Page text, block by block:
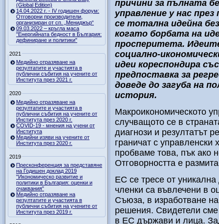
(Global Edition)
14.04.2022 г. - IV годишен форум:
Отговорни производители,
организиран от сп. „Мениджър“
09.03.2022 – кръгла маса
"Енергийната бедност в България:
дефиниране и политики"
2021
Медийно отразяване на
резултатите и участията в
публични събития на учените от
Института през 2021 г.
2020
Медийно отразяване на
резултатите и участията в
публични събития на учените от
Института през 2020 г.
COVID-19 - мнения на учени от
Института
Медийни изяви на учените от
Института през 2020 г.
2019
Пресконференция за представяне
на Годишен доклад 2019
"Икономическо развитие и
политики в България: оценки и
очаквания"
Медийно отразяване на
резултатите и участията в
публични събития на учените от
Института през 2019 г.
причини за пълната
управление у нас
се тотална идейна
когато борбата на
просперитета.
социално-
идеи кореспондира
предпоставка за
доведе до загуба на
история.
Макроикономическото
случващото се в
диагнози и резултатът
граничат с
пробваме това, пък ако
Отговорността е
ЕС се тресе от
членки са въвлечени в
Съюза, в изработване
решения. Свидетели
в ЕС държави и лица.